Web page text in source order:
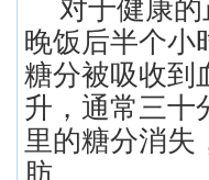
对于健康
晚饭后半个小
糖分被吸收到
升，通常三十
里的糖分消失